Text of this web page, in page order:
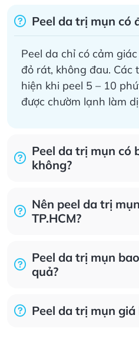
Peel da trị mụn có
Peel da chỉ có cảm
đỏ rát, không đau. Các
hiện khi peel 5 – 10
được chườm lạnh làm
Peel da trị mụn có
không?
Nên peel da trị
TP.HCM?
Peel da trị mụn
quả?
Peel da trị mụn giá